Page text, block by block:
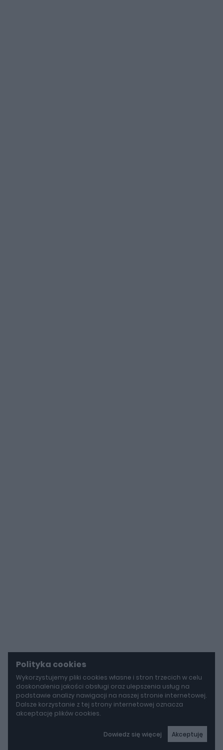
Polityka cookies
Wykorzystujemy pliki cookies własne i stron trzecich w celu
doskonalenia jakości obsługi oraz ulepszenia usług na
podstawie analizy nawigacji na naszej stronie internetowej.
Dalsze korzystanie z tej strony internetowej oznacza
akceptację plików cookies.
Dowiedz się więcej Akceptuję